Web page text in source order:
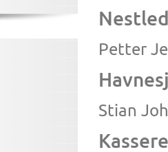
Petter
Stian